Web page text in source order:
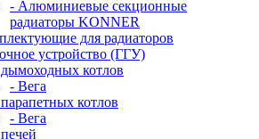
- Алюминиевые секционные
радиаторы KONNER
для радиаторов
устройство (ГГУ)
котлов
- Вега
котлов
- Вега